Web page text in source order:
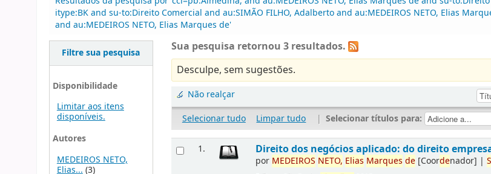
itype:BK and su-to:Direito Comercial and au:SIMÃO FILHO, Adalberto and au:MEDEIROS NETO, Elias
and au:MEDEIROS NETO, Elias Marques de'
Filtre sua pesquisa
Disponibilidade
Limitar aos itens
disponíveis.
Autores
MEDEIROS NETO,
Elias... (3)
Sua pesquisa retornou 3 resultados.
Desculpe, sem sugestões.
Não realçar
Selecionar tudo
Limpar tudo | Selecionar títulos para:
1. Direito dos negócios aplicado: do direito
por MEDEIROS NETO, Elias Marques de [Coordenador] |